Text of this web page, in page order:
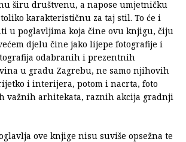
širu društvenu, a napose umjetničku
karakterističnu za taj stil. To će i
u poglavljima koja čine ovu knjigu, čiju
djelu čine jako lijepe fotografije i
odabranih i prezentnih
u gradu Zagrebu, ne samo njihovih
i interijera, potom i nacrta, foto
važnih arhitekata, raznih akcija gradnji
ove knjige nisu suviše opsežna te